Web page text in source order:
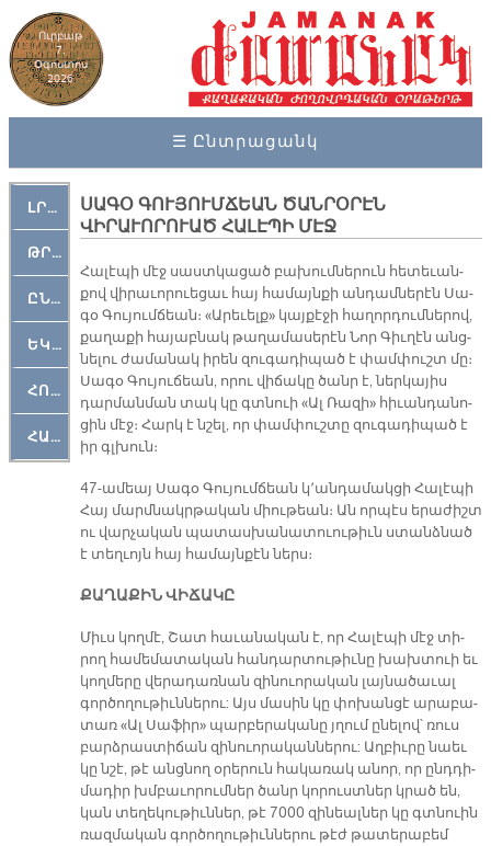
Ուրբաթ
7,
Օգոստոս
2026
☰ Ընտրացանկ
ԼՐԱՀՈՍ
ԹՐՔԱՀԱՅ ԿԵԱՆՔ
ԸՆԿԵՐԱՄՇԱԿՈՒԹԱՅԻՆ
ԵԿԵՂԵՑԱԿԱՆ
ՀՈԳԵՄՏԱՒՈՐ
ՀԱՐԹԱԿ
ՍԱԳՕ ԳՈՒՅՈՒՄՃԵԱՆ ԾԱՆՐՕՐԷՆ
ՎԻՐԱՒՈՐՈՒԱԾ ՀԱԼԷՊԻ ՄԷՋ
Հա­լէ­պի մէջ սաստ­կա­ցած բա­խում­նե­րուն հե­տե­ւան­
քով վի­րա­ւո­րուե­ցաւ հայ հա­մայն­քի ան­դամ­նե­րէն Սա­
գօ Գու­յում­ճեան։ «Ա­րե­ւելք» կայ­քէ­ջի հա­ղոր­դում­նե­րով,
քա­ղա­քի հա­յաբ­նակ թա­ղա­մա­սե­րէն Նոր Գիւ­ղէն անց­
նե­լու ժա­մա­նակ ի­րեն զու­գա­դի­պած է փամ­փուշտ մը։
Սա­գօ Գու­յու­ճեան, ո­րու վի­ճա­կը ծանր է, ներ­կա­յիս
դար­ման­ման տակ կը գտնուի «Ալ Ռա­զի» հի­ւան­դա­նո­
ցին մէջ։ Հարկ է նշել, որ փամ­փուշ­տը զու­գա­դի­պած է
իր գլխուն։
47-ա­մեայ Սա­գօ Գու­յում­ճեան կ՚ան­դա­մակ­ցի Հա­լէ­պի
Հայ մարմ­նակր­թա­կան միու­թեան։ Ան որ­պէս ե­րա­ժիշտ
ու վար­չա­կան պա­տաս­խա­նա­տուու­թիւն ստանձ­նած
է տեղ­ւոյն հայ հա­մայն­քէն ներս։
ՔԱ­ՂԱ­ՔԻՆ ՎԻ­ՃԱ­ԿԸ
Միւս կող­մէ, Շատ հա­ւա­նա­կան է, որ Հա­լէ­պի մէջ տի­
րող հա­մե­մա­տա­կան հան­դար­տու­թիւ­նը խախ­տուի եւ
կող­մե­րը վե­րա­դառ­նան զի­նուո­րա­կան լայ­նա­ծա­ւալ
գոր­ծո­ղու­թիւն­նե­րու: Այս մա­սին կը փո­խան­ցէ ա­րա­բա­
տառ «Ալ Սա­ֆիր» պար­բե­րա­կա­նը յղում ը­նե­լով՝ ռուս
բարձ­րաս­տի­ճան զի­նուո­րա­կան­նե­րու: Աղ­բիւ­րը նաեւ
կը նշէ, թէ անց­նող օ­րե­րուն հա­կա­ռակ ա­նոր, որ ընդ­դի­
մա­դիր խմբա­ւո­րում­ներ ծանր կո­րուստ­ներ կրած են,
կան տե­ղե­կու­թիւն­ներ, թէ 7000 զի­նեալ­ներ կը գտնուին
ռազ­մա­կան գոր­ծո­ղու­թիւն­նե­րու թէժ թա­տե­րա­բեմ